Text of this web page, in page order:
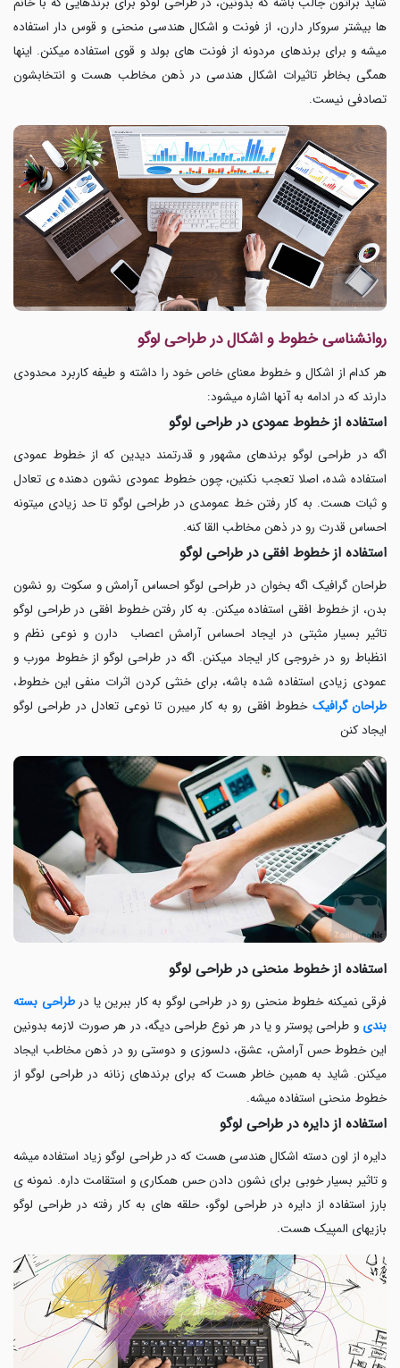
ها بیشتر سروکار دارن، از فونت و اشکال هندسی منحنی و قوس دار استفاده
میشه و برای برندهای مردونه از فونت های بولد و قوی استفاده میکنن. اینها
همگی بخاطر تاثیرات اشکال هندسی در ذهن مخاطب هست و انتخابشون
تصادفی نیست.
روانشناسی خطوط و اشکال در طراحی لوگو
هر کدام از اشکال و خطوط معنای خاص خود را داشته و طیفه کاربرد محدودی
دارند که در ادامه به آنها اشاره میشود:
استفاده از خطوط عمودی در طراحی لوگو
اگه در طراحی لوگو برندهای مشهور و قدرتمند دیدین که از خطوط عمودی
استفاده شده، اصلا تعجب نکنین، چون خطوط عمودی نشون دهنده ی تعادل
و ثبات هست. به کار رفتن خط عمومدی در طراحی لوگو تا حد زیادی میتونه
احساس قدرت رو در ذهن مخاطب القا کنه.
استفاده از خطوط افقی در طراحی لوگو
طراحان گرافیک اگه بخوان در طراحی لوگو احساس آرامش و سکوت رو نشون
بدن، از خطوط افقی استفاده میکنن. به کار رفتن خطوط افقی در طراحی لوگو
تاثیر بسیار مثبتی در ایجاد احساس آرامش اعصاب دارن و نوعی نظم و
انظباط رو در خروجی کار ایجاد میکنن. اگه در طراحی لوگو از خطوط مورب و
عمودی زیادی استفاده شده باشه، برای خنثی کردن اثرات منفی این خطوط،
طراحان گرافیک خطوط افقی رو به کار میبرن تا نوعی تعادل در طراحی لوگو
ایجاد کنن
استفاده از خطوط منحنی در طراحی لوگو
فرقی نمیکنه خطوط منحنی رو در طراحی لوگو به کار ببرین یا درطراحی بسته
بندی و طراحی پوستر و یا در هر نوع طراحی دیگه، در هر صورت لازمه بدونین
این خطوط حس آرامش، عشق، دلسوزی و دوستی رو در ذهن مخاطب ایجاد
میکنن. شاید به همین خاطر هست که برای برندهای زنانه در طراحی لوگو از
خطوط منحنی استفاده میشه.
استفاده از دایره در طراحی لوگو
دایره از اون دسته اشکال هندسی هست که در طراحی لوگو زیاد استفاده میشه
و تاثیر بسیار خوبی برای نشون دادن حس همکاری و استقامت داره. نمونه ی
بارز استفاده از دایره در طراحی لوگو، حلقه های به کار رفته در طراحی لوگو
بازیهای المپیک هست.